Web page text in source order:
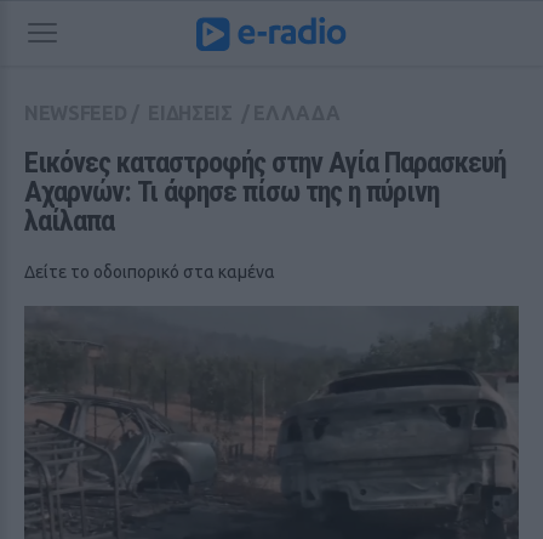
Εικόνες καταστροφής στην Αγία Παρασκευή
Αχαρνών: Τι άφησε πίσω της η πύρινη
λαίλαπα
Δείτε το οδοιπορικό στα καμένα